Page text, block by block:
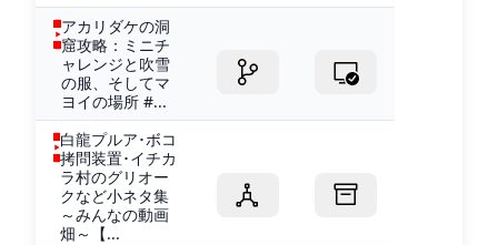
アカリダケの洞
窟攻略：ミニチ
ャレンジと吹雪
の服、そしてマ
ヨイの場所 #...
白龍プルア･ボコ
拷問装置･イチカ
ラ村のグリオー
クなど小ネタ集
～みんなの動画
畑～【...